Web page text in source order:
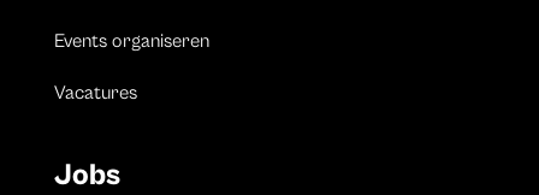
Events organiseren
Vacatures
Jobs